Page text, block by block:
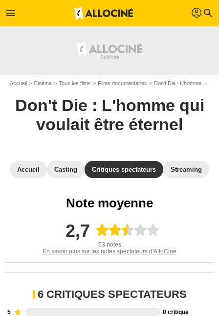
menu profil search
Accueil Cinéma Tous les films Films documentaires Don't Die : L'homme qui voulait être éternel
Don't Die : L'homme qui
voulait être éternel
Accueil Casting Critiques spectateurs Streaming
Note moyenne
2,7
53 notes
En savoir plus sur les notes spectateurs d'AlloCiné
6 CRITIQUES SPECTATEURS
5 0 critique